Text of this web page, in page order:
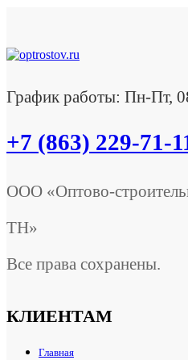
График работы: Пн-Пт,
+7 (863) 229-71-
ООО «Оптово-
ТН»
Все права сохранены.
КЛИЕНТАМ
Главная